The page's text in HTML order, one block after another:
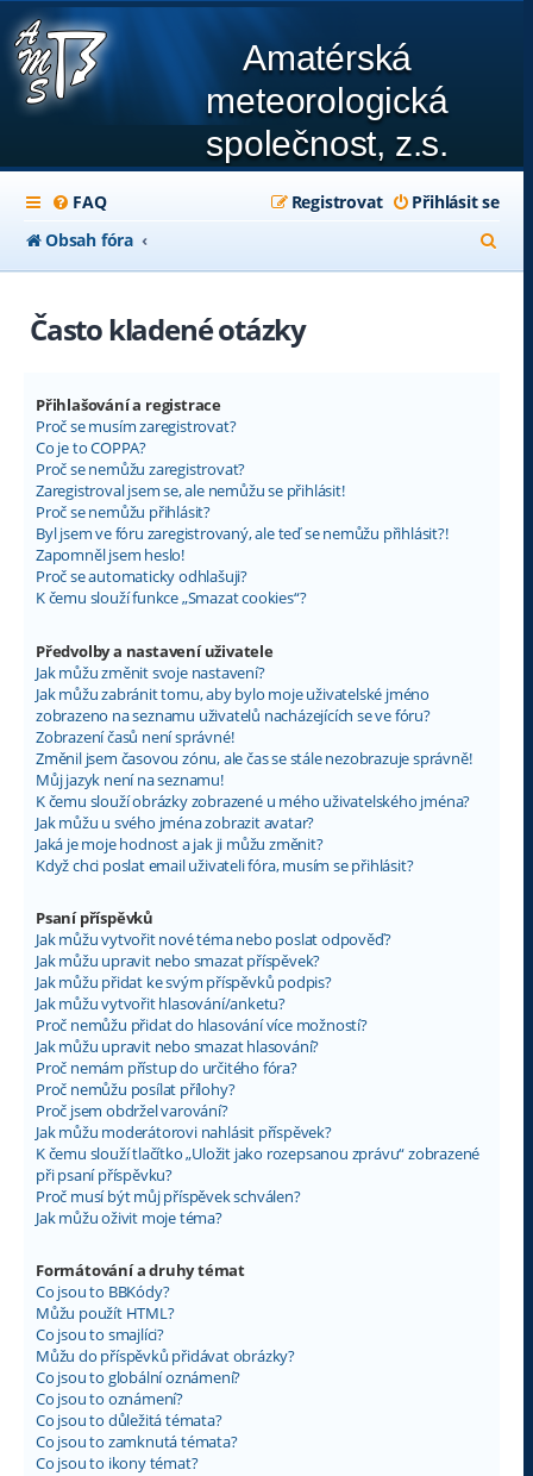
Amatérská
meteorologická
společnost, z.s.
FAQ Přihlásit se
Registrovat
Obsah fóra
l
Často kladené otázky
Přihlašování a registrace
Proč se musím zaregistrovat?
Co je to COPPA?
Proč se nemůžu zaregistrovat?
Zaregistroval jsem se, ale nemůžu se přihlásit!
Proč se nemůžu přihlásit?
Byl jsem ve fóru zaregistrovaný, ale teď se nemůžu přihlásit?!
Zapomněl jsem heslo!
Proč se automaticky odhlašuji?
K čemu slouží funkce „Smazat cookies“?
Předvolby a nastavení uživatele
Jak můžu změnit svoje nastavení?
Jak můžu zabránit tomu, aby bylo moje uživatelské jméno
zobrazeno na seznamu uživatelů nacházejících se ve fóru?
Zobrazení časů není správné!
Změnil jsem časovou zónu, ale čas se stále nezobrazuje správně!
Můj jazyk není na seznamu!
K čemu slouží obrázky zobrazené u mého uživatelského jména?
Jak můžu u svého jména zobrazit avatar?
Jaká je moje hodnost a jak ji můžu změnit?
Když chci poslat email uživateli fóra, musím se přihlásit?
Psaní příspěvků
Jak můžu vytvořit nové téma nebo poslat odpověď?
Jak můžu upravit nebo smazat příspěvek?
Jak můžu přidat ke svým příspěvků podpis?
Jak můžu vytvořit hlasování/anketu?
Proč nemůžu přidat do hlasování více možností?
Jak můžu upravit nebo smazat hlasování?
Proč nemám přístup do určitého fóra?
Proč nemůžu posílat přílohy?
Proč jsem obdržel varování?
Jak můžu moderátorovi nahlásit příspěvek?
K čemu slouží tlačítko „Uložit jako rozepsanou zprávu“ zobrazené
při psaní příspěvku?
Proč musí být můj příspěvek schválen?
Jak můžu oživit moje téma?
Formátování a druhy témat
Co jsou to BBKódy?
Můžu použít HTML?
Co jsou to smajlíci?
Můžu do příspěvků přidávat obrázky?
Co jsou to globální oznámení?
Co jsou to oznámení?
Co jsou to důležitá témata?
Co jsou to zamknutá témata?
Co jsou to ikony témat?